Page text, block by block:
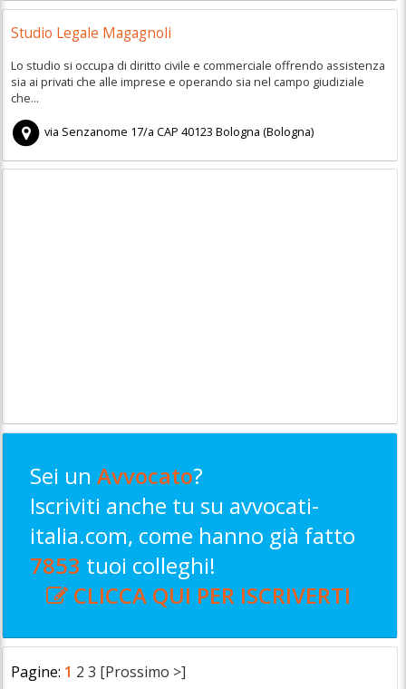
Studio Legale Magagnoli
Lo studio si occupa di diritto civile e commerciale offrendo assistenza
sia ai privati che alle imprese e operando sia nel campo giudiziale
che...
via Senzanome 17/a CAP40123 Bologna (Bologna)
Sei unAvvocato?
Iscriviti anche tu su avvocati-
italia.com, come hanno già fatto
7853 tuoi colleghi!
CLICCA QUI PER ISCRIVERTI
Pagine: 1 2 3 [Prossimo >]